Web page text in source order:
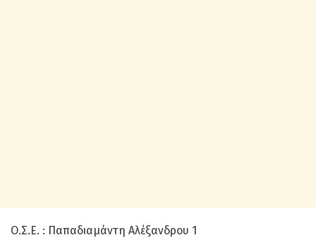
Ο.Σ.Ε. : Παπαδιαμάντη Αλέξανδρου 1